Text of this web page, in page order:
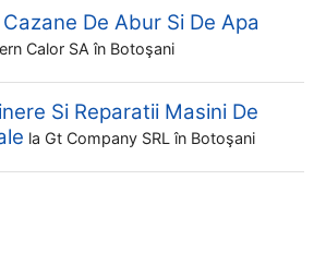
De Abur Si De Apa
Calor SA în Botoşani
Si Reparatii Masini De
la Gt Company SRL în Botoşani